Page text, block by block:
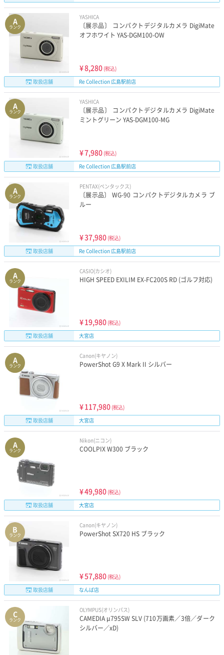
A
ランク
YASHICA
〔展示品〕 コンパクトデジタルカメラ DigiMate
オフホワイト YAS-DGM100-OW
¥8,280 (税込)
取扱店舗
Re Collection 広島駅前店
A
ランク
YASHICA
〔展示品〕 コンパクトデジタルカメラ DigiMate
ミントグリーン YAS-DGM100-MG
¥7,980 (税込)
取扱店舗
Re Collection 広島駅前店
A
ランク
PENTAX(ペンタックス)
〔展示品〕 WG-90 コンパクトデジタルカメラ ブ
ルー
¥37,980 (税込)
取扱店舗
Re Collection 広島駅前店
A
ランク
CASIO(カシオ)
HIGH SPEED EXILIM EX-FC200S RD (ゴルフ対応)
¥19,980 (税込)
取扱店舗
大宮店
A
ランク
Canon(キヤノン)
PowerShot G9 X Mark II シルバー
¥117,980 (税込)
取扱店舗
大宮店
A
ランク
Nikon(ニコン)
COOLPIX W300 ブラック
¥49,980 (税込)
取扱店舗
大宮店
B
ランク
Canon(キヤノン)
PowerShot SX720 HS ブラック
¥57,880 (税込)
取扱店舗
なんば店
C
ランク
OLYMPUS(オリンパス)
CAMEDIA μ795SW SLV (710万画素／3倍／ダーク
シルバー／xD)